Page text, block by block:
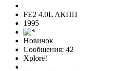
FE2 4.0L АКПП
1995
Новичок
Сообщения: 42
Xplore!